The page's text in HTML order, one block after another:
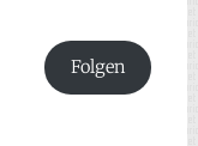
Folgen